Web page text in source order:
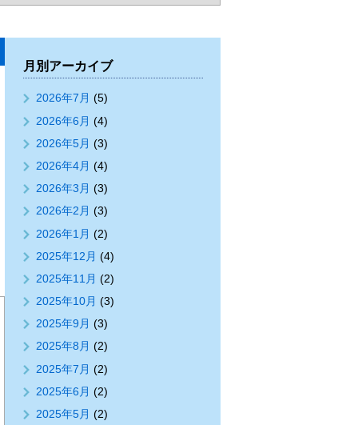
月別アーカイブ
2026年7月 (5)
2026年6月 (4)
2026年5月 (3)
2026年4月 (4)
2026年3月 (3)
2026年2月 (3)
2026年1月 (2)
2025年12月 (4)
2025年11月 (2)
2025年10月 (3)
2025年9月 (3)
2025年8月 (2)
2025年7月 (2)
2025年6月 (2)
2025年5月 (2)